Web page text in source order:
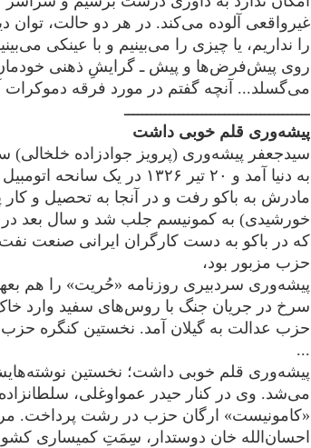
غیرواقعی آلوده می‌کند. در هر دو حالت، توان
را نداریم، یا چیزی را می‌بینیم و با عینکی
روی پیش‌فرض‌ها و پیش ـ گرایشِ ذهنی‌ خودمان
می‌گسلد... آنچه گفتم در مورد فرقه
ـــــــــــــــــــــــــــــــــــــــــ
پیشه‌وری قلم خوبی داشت
به دنیا آمد و ۲۰ تیر ۱۳۲۶
خورشیدی) به کمونیسم جلب شد و سال بعد
که در باکو به دست کارگران ایرانی صنعت
حزب مزبور بود،
سرخ در جریان جنگ با روس‌های سفید وارد خاک
حزب عدالت به گیلان آمد. نخستین کنگره
...
پیشه‌وری قلم خوبی داشت؛ نخستین‌
می‌شد. وی در کنار حیدر عمواوغلی،
احسان‌الله خان دوستدار، سِمَتِ کمیساری